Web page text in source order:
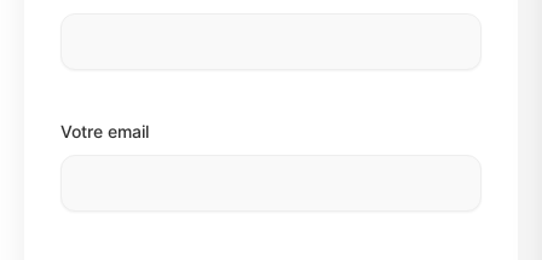
Votre email